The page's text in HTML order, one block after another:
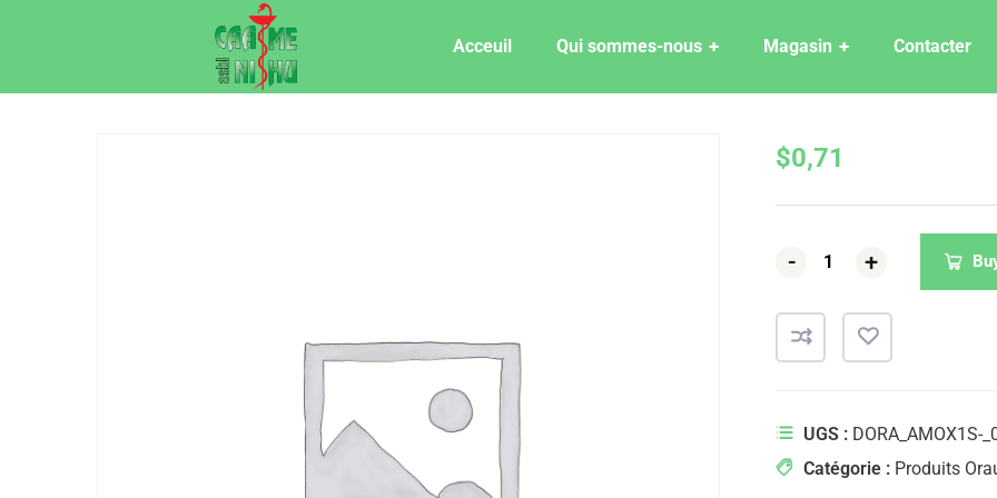
Acceuil Qui sommes-nous Magasin Contacter
$0,71
- +
- +
- +
UGS : DORA_AMOX1S-
Catégorie : Produits